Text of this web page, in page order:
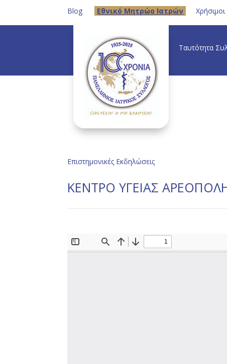
Blog Eθνικό Μητρώο Ιατρών
Ταυτότητα
Επιστημονικές Εκδηλώσεις
ΚΕΝΤΡΟ ΥΓΕΙΑΣ